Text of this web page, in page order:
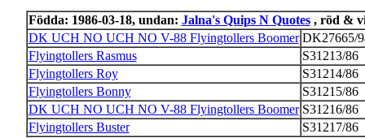
Födda: 1986-03-18, undan: Jalna's Quips N Quotes, röd &
DK UCH NO UCH NO V-88 Flyingtollers Boomer DK27665/
Flyingtollers Rasmus
S31213/86
Flyingtollers Roy
S31214/86
Flyingtollers Bonny
S31215/86
DK UCH NO UCH NO V-88 Flyingtollers Boomer S31216/86
Flyingtollers Buster
S31217/86